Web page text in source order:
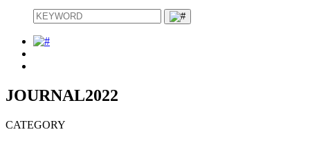
JOURNAL2022
CATEGORY